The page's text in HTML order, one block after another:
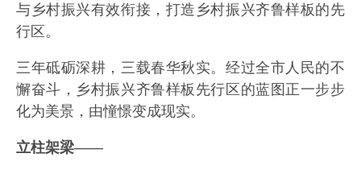
与乡村振兴有效衔接，打造乡村振兴齐鲁样板的先
行区。
三年砥砺深耕，三载春华秋实。经过全市人民的不
懈奋斗，乡村振兴齐鲁样板先行区的蓝图正一步步
化为美景，由憧憬变成现实。
立柱架梁——